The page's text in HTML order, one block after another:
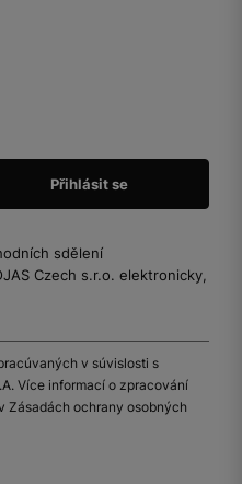
sdělení
Czech s.r.o. elektronicky,
v súvislosti s
Více informací o zpracování
Zásadách ochrany osobných